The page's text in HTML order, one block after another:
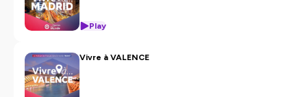
Play
Vivre à VALENCE